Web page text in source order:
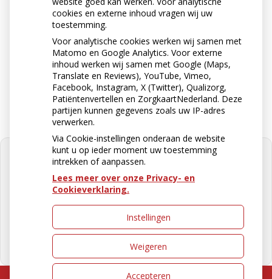
0511-462500
Stuur ons een e-mail
apotheekburgum@ezorg.nl
U heeft geen toestemming gegeven
voorexterne inhouddie nodig is om
dit te zien.
Cookie-instellingen wijzigen
cookies en externe inhoud vragen wij uw
toestemming.
Voor analytische cookies werken wij samen met
Matomo en Google Analytics. Voor externe
inhoud werken wij samen met Google (Maps,
Translate en Reviews), YouTube, Vimeo,
Facebook, Instagram, X (Twitter), Qualizorg,
Patiëntenvertellen en ZorgkaartNederland. Deze
partijen kunnen gegevens zoals uw IP-adres
verwerken.
Via Cookie-instellingen onderaan de website
kunt u op ieder moment uw toestemming
intrekken of aanpassen.
Lees meer over onze Privacy- en
Cookieverklaring.
Instellingen
Weigeren
Accepteren